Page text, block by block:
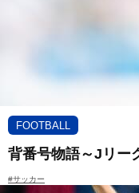
FOOTBALL
背番号物語～Jリー
#サッカー